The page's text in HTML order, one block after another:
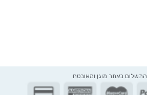
התשלום באתר מוגן ומאובטח